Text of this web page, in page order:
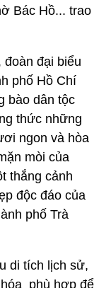
Bác Hồ... trao
đoàn đại biểu
phố Hồ Chí
bào dân tộc
thức những
ngon và hòa
mòi của
thắng cảnh
độc đáo của
phố Trà
di tích lịch sử,
phù hợp để